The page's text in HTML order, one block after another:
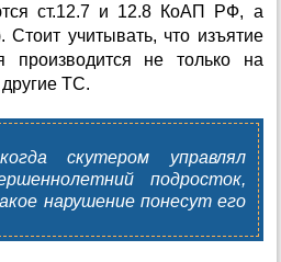
ст.12.7 и 12.8 КоАП РФ, а
учитывать, что изъятие
производится не только на
ТС.
скутером управлял
подросток,
нарушение понесут его